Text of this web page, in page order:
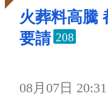
火葬料高騰
要請 208
08月07日 20:31